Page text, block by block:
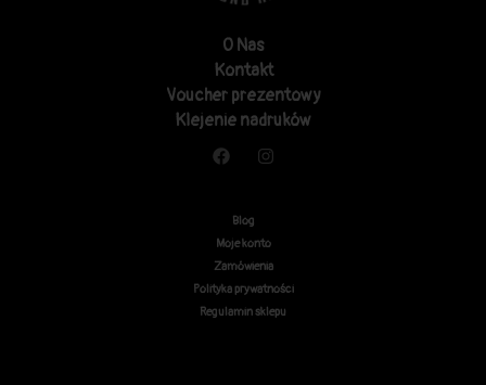
O Nas
Kontakt
Voucher prezentowy
Klejenie nadruków
Blog
Moje konto
Zamówienia
Polityka prywatności
Regulamin sklepu